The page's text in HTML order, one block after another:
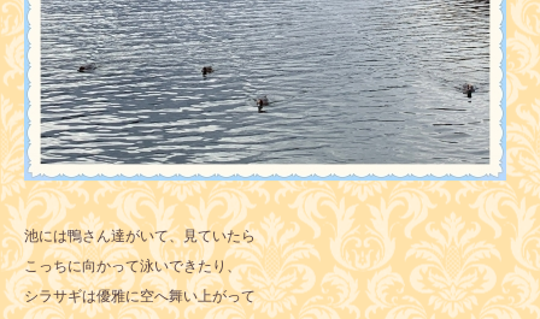
池には鴨さん達がいて、見ていたら
こっちに向かって泳いできたり、
シラサギは優雅に空へ舞い上がって